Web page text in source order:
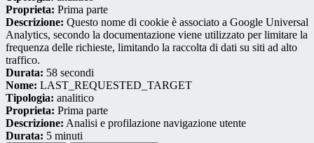
Proprieta: Prima parte
Descrizione: Questo nome di cookie è associato a Google Universal
Analytics, secondo la documentazione viene utilizzato per limitare la
frequenza delle richieste, limitando la raccolta di dati su siti ad alto
traffico.
Durata: 58 secondi
Nome: LAST_REQUESTED_TARGET
Tipologia: analitico
Proprieta: Prima parte
Descrizione: Analisi e profilazione navigazione utente
Durata: 5 minuti